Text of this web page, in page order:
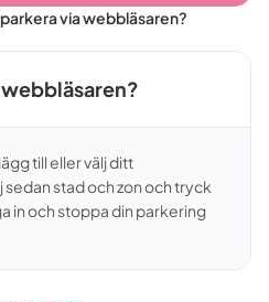
parkera via webbläsaren?
webbläsaren?
till eller välj ditt
stad och zon och tryck
in och stoppa din parkering